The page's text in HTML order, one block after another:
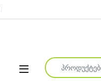
Open
Search for: